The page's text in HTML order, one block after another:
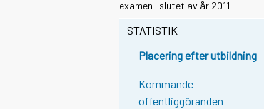
examen i slutet av år 2011
STATISTIK
Placering efter utbildning
Kommande
offentliggöranden